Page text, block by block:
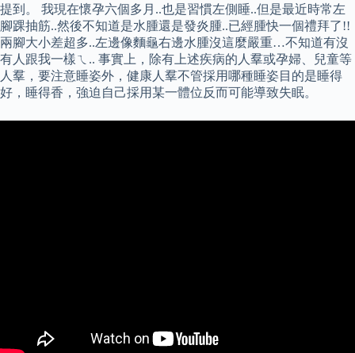
提到。 我現在懷孕六個多月..也是習慣左側睡..但是最近時常左
腳踝抽筋..然後不知道是水腫還是發炎腫..已經腫快一個禮拜了!!
兩腳大小差超多..左邊像麵龜右邊水腫沒這麼嚴重…不知道有沒
有人跟我一樣ㄟ.. 事實上，除有上述疾病的人羣或孕婦、兒童等
人羣，要注意睡姿外，健康人羣不管採用哪種睡姿目的是睡得
好，睡得香，強迫自己採用某一體位反而可能導致失眠。